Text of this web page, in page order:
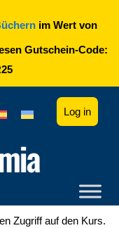
im Wert von
Gutschein-Code:
Log in
Zugriff auf den Kurs.